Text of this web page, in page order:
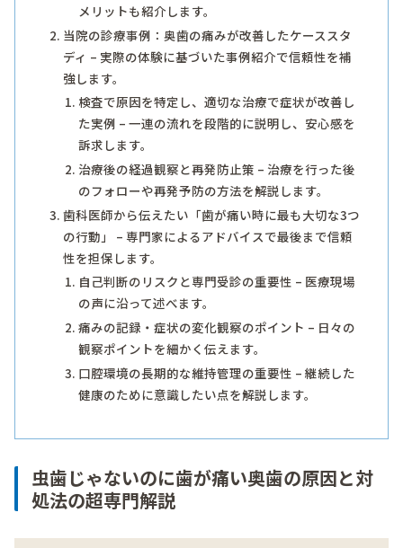
メリットも紹介します。
当院の診療事例：奥歯の痛みが改善したケーススタ
ディ – 実際の体験に基づいた事例紹介で信頼性を補
強します。
検査で原因を特定し、適切な治療で症状が改善し
た実例 – 一連の流れを段階的に説明し、安心感を
訴求します。
治療後の経過観察と再発防止策 – 治療を行った後
のフォローや再発予防の方法を解説します。
歯科医師から伝えたい「歯が痛い時に最も大切な3つ
の行動」 – 専門家によるアドバイスで最後まで信頼
性を担保します。
自己判断のリスクと専門受診の重要性 – 医療現場
の声に沿って述べます。
痛みの記録・症状の変化観察のポイント – 日々の
観察ポイントを細かく伝えます。
口腔環境の長期的な維持管理の重要性 – 継続した
健康のために意識したい点を解説します。
虫歯じゃないのに歯が痛い奥歯の原因と対
処法の超専門解説